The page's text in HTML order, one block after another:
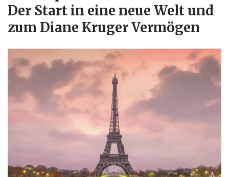
Der Start in eine neue Welt und
zum Diane Kruger Vermögen